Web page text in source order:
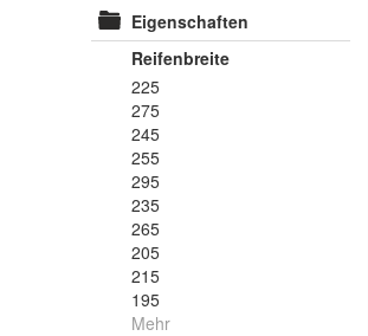
Eigenschaften
Reifenbreite
225
275
245
255
295
235
265
205
215
195
Mehr